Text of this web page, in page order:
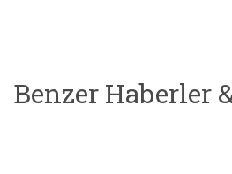
Benzer Haberler